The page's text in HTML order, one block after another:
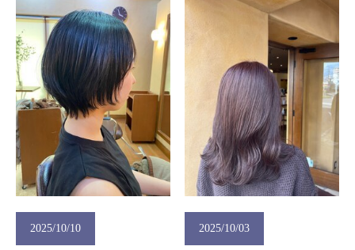
2025/10/10 2025/10/03